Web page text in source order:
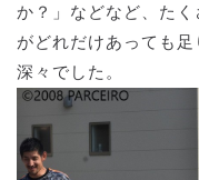
か？」などなど、た
がどれだけあっても
深々でした。